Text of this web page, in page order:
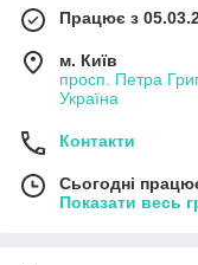
Працює з
м. Київ
просп. Петра
Україна
Контакти
Сьогодні
Показати весь